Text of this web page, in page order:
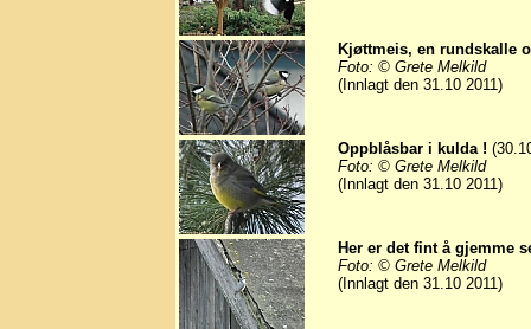
Kjøttmeis, en rundskalle
Foto: © Grete Melkild
(Innlagt den 31.10 2011)
Oppblåsbar i kulda !
Foto: © Grete Melkild
(Innlagt den 31.10 2011)
Her er det fint å gjemme
Foto: © Grete Melkild
(Innlagt den 31.10 2011)